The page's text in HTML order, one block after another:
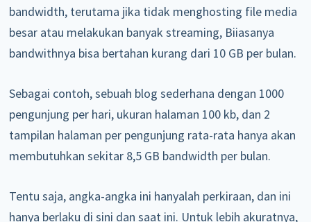
bandwidth, terutama jika tidak menghosting file media
besar atau melakukan banyak streaming, Biiasanya
bandwithnya bisa bertahan kurang dari 10 GB per bulan.
Sebagai contoh, sebuah blog sederhana dengan 1000
pengunjung per hari, ukuran halaman 100 kb, dan 2
tampilan halaman per pengunjung rata-rata hanya akan
membutuhkan sekitar 8,5 GB bandwidth per bulan.
Tentu saja, angka-angka ini hanyalah perkiraan, dan ini
hanya berlaku di sini dan saat ini. Untuk lebih akuratnya,